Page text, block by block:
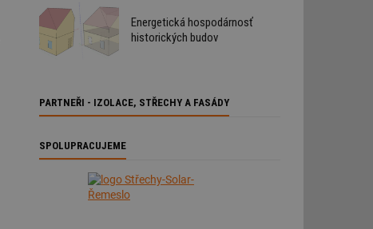
Energetická hospodárnosť
historických budov
PARTNEŘI - IZOLACE, STŘECHY A FASÁDY
SPOLUPRACUJEME